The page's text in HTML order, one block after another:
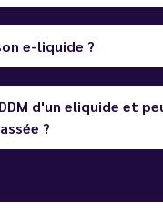
e-liquide ?
d'un eliquide et
?